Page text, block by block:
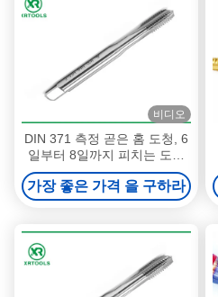
비디오
DIN 371 측정 곧은 홈 도청, 6
일부터 8일까지 피치는 도청
을 줄여 빠져 나아갑니다
가장 좋은 가격 을 구하라